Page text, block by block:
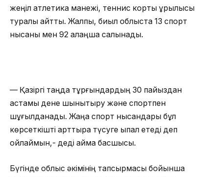
жеңіл атлетика манежі, теннис корты құрылысы
туралы айтты. Жалпы, биыл облыста 13 спорт
нысаны мен 92 алаңша салынады.
— Қазіргі таңда тұрғындардың 30 пайыздан
астамы дене шынықтыру және спортпен
шұғылданады. Жаңа спорт нысандары бұл
көрсеткішті арттыра түсуге ықпал етеді деп
ойлаймын,- деді аймақ басшысы.
Бүгінде облыс әкімінің тапсырмасы бойынша